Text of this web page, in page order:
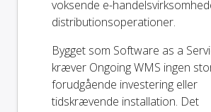
voksende e-
distributionsoperationer.
Bygget som Software as a
kræver Ongoing WMS ingen
forudgående investering eller
tidskrævende installation. Det